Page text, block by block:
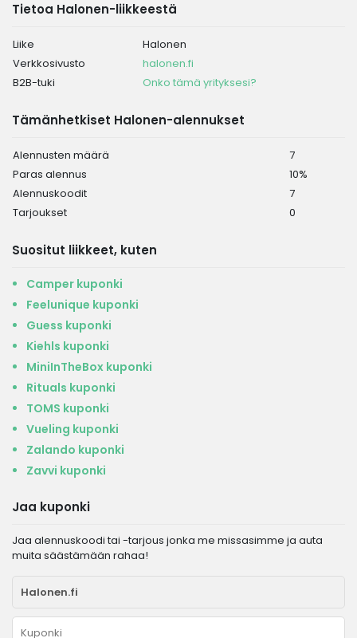
Tietoa Halonen-liikkeestä
Liike
Halonen
Verkkosivusto
halonen.fi
B2B-tuki
Onko tämä yrityksesi?
Tämänhetkiset Halonen-alennukset
Alennusten määrä
7
Paras alennus
10%
Alennuskoodit
7
Tarjoukset
0
Suositut liikkeet, kuten
Camper kuponki
Feelunique kuponki
Guess kuponki
Kiehls kuponki
MiniInTheBox kuponki
Rituals kuponki
TOMS kuponki
Vueling kuponki
Zalando kuponki
Zavvi kuponki
Jaa kuponki
Jaa alennuskoodi tai -tarjous jonka me missasimme ja auta
muita säästämään rahaa!